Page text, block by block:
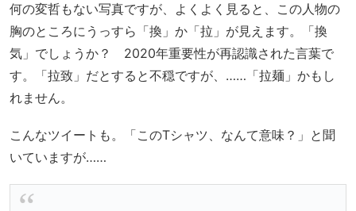
何の変哲もない写真ですが、よくよく見ると、この人物の
胸のところにうっすら「換」か「拉」が見えます。「換
気」でしょうか？ 2020年重要性が再認識された言葉で
す。「拉致」だとすると不穏ですが、……「拉麺」かもし
れません。
こんなツイートも。「このTシャツ、なんて意味？」と聞
いていますが……